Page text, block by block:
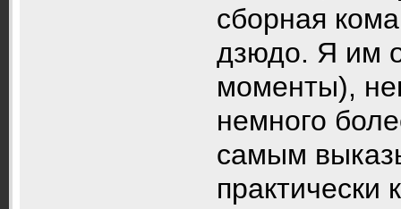
сборная
дзюдо. Я им
моменты),
немного
самым
практически